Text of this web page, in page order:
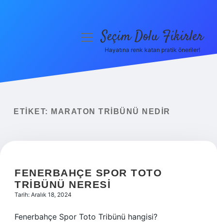
Yasal Uyarı
menüyüSeçim Dolu Fikirler
Hayatına renk katan pratik öneriler!
ETIKET: MARATON TRIBÜNÜ NEDIR
FENERBAHÇE SPOR TOTO
TRIBÜNÜ NERESI
Tarih: Aralık 18, 2024
Fenerbahçe Spor Toto Tribünü hangisi?